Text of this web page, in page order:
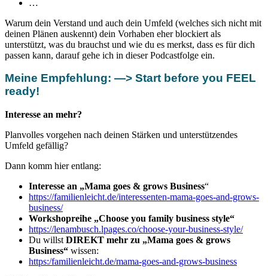
…
Warum dein Verstand und auch dein Umfeld (welches sich nicht mit
deinen Plänen auskennt) dein Vorhaben eher blockiert als
unterstützt, was du brauchst und wie du es merkst, dass es für dich
passen kann, darauf gehe ich in dieser Podcastfolge ein.
Meine Empfehlung: —> Start before you FEEL
ready!
Interesse an mehr?
Planvolles vorgehen nach deinen Stärken und unterstützendes
Umfeld gefällig?
Dann komm hier entlang:
Interesse an „Mama goes & grows Business“
https://familienleicht.de/interessenten-mama-goes-and-grows-
business/
Workshopreihe „Choose you family business style“
https://lenambusch.lpages.co/choose-your-business-style/
Du willst DIREKT mehr zu „Mama goes & grows
Business“ wissen:
https:/familienleicht.de/mama-goes-and-grows-business